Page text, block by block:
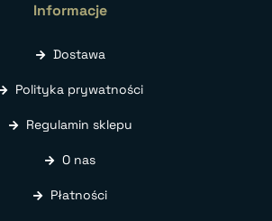
Informacje
Dostawa
Polityka prywatności
Regulamin sklepu
O nas
Płatności